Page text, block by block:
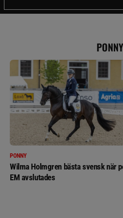
PONNY
PONNY
Wilma Holmgren bästa svensk när
EM avslutades